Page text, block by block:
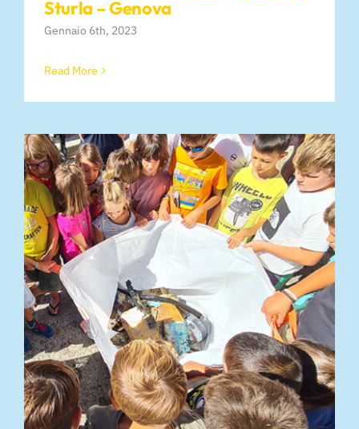
Sturla – Genova
Gennaio 6th, 2023
Read More